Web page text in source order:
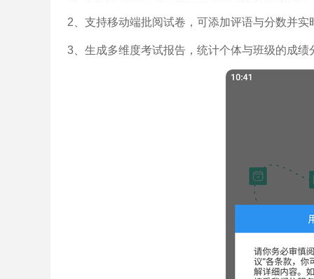
2、支持移动端批阅试卷，可添加评语与分数并实
3、生成多维度考试报告，统计个体与班级的成绩